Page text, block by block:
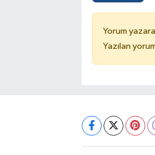
Yorum
Yazılan